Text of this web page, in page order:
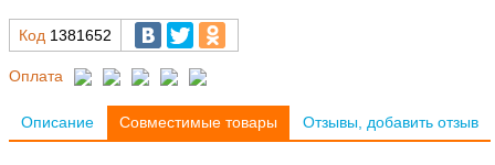
Код 1381652
Оплата
Описание Совместимые товары Отзывы, добавить отзыв